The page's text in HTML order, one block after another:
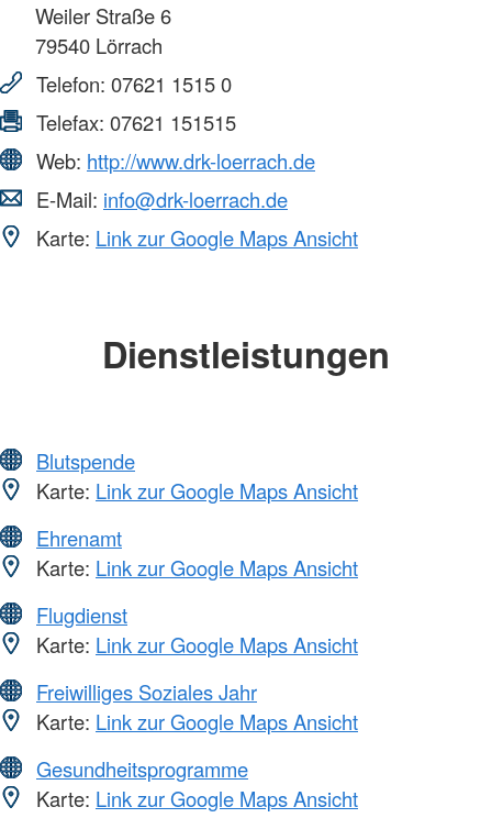
Weiler Straße 6
79540 Lörrach
Telefon: 07621 1515 0
Telefax: 07621 151515
Web: http://www.drk-loerrach.de
E-Mail: info@drk-loerrach.de
Karte: Link zur Google Maps Ansicht
Dienstleistungen
Blutspende
Karte: Link zur Google Maps Ansicht
Ehrenamt
Karte: Link zur Google Maps Ansicht
Flugdienst
Karte: Link zur Google Maps Ansicht
Freiwilliges Soziales Jahr
Karte: Link zur Google Maps Ansicht
Gesundheitsprogramme
Karte: Link zur Google Maps Ansicht